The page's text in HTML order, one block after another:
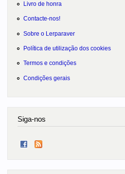
Livro de honra
Contacte-nos!
Sobre o Lerparaver
Política de utilização dos cookies
Termos e condições
Condições gerais
Siga-nos